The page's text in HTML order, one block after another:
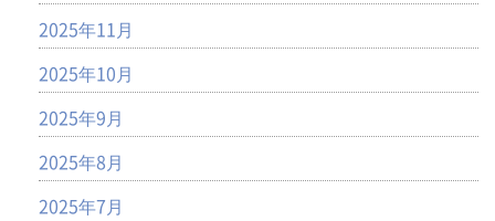
2025年11月
2025年10月
2025年9月
2025年8月
2025年7月